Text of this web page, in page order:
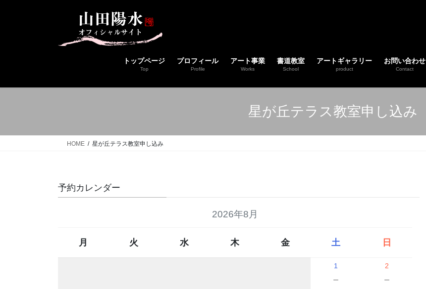
キ
に
トップページ
Top
プロフィール
Profile
アート事業
Works
書道教室
School
アートギャラリー
product
お問い合わせ
Contact
星が丘テラス教室申し込み
HOME 星が丘テラス教室申し込み
予約カレンダー
2026年8月
月 火 水 木 金 土 日
1
－
2
－